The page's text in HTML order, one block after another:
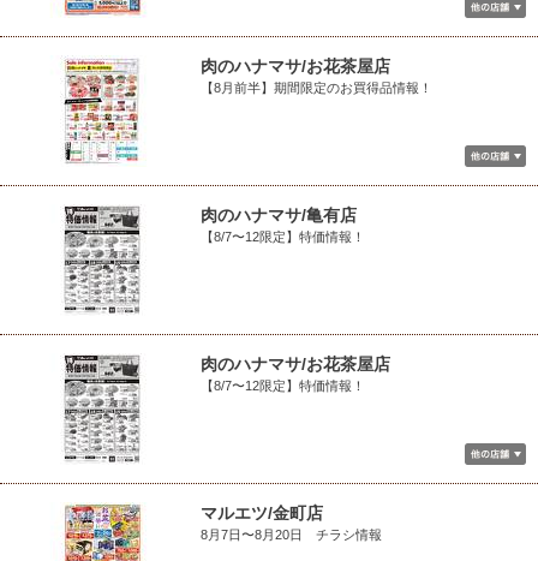
肉のハナマサ/お花茶屋店
【8月前半】期間限定のお買得品情報！
肉のハナマサ/亀有店
【8/7〜12限定】特価情報！
肉のハナマサ/お花茶屋店
【8/7〜12限定】特価情報！
マルエツ/金町店
8月7日〜8月20日 チラシ情報